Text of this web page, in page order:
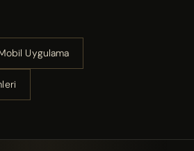
Uygulama